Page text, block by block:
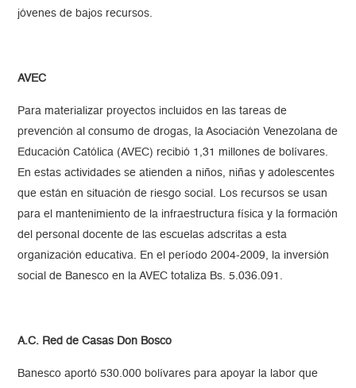
jóvenes de bajos recursos.
AVEC
Para materializar proyectos incluidos en las tareas de
prevención al consumo de drogas, la Asociación Venezolana de
Educación Católica (AVEC) recibió 1,31 millones de bolívares.
En estas actividades se atienden a niños, niñas y adolescentes
que están en situación de riesgo social. Los recursos se usan
para el mantenimiento de la infraestructura física y la formación
del personal docente de las escuelas adscritas a esta
organización educativa. En el período 2004-2009, la inversión
social de Banesco en la AVEC totaliza Bs. 5.036.091.
A.C. Red de Casas Don Bosco
Banesco aportó 530.000 bolívares para apoyar la labor que